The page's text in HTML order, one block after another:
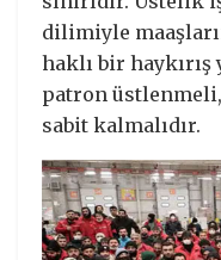
dilimiyle
haklı bir
patron
sabit kalmalıdır.